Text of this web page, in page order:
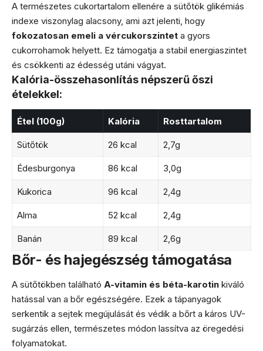
A természetes cukortartalom ellenére a sütőtök glikémiás
indexe viszonylag alacsony, ami azt jelenti, hogy
fokozatosan emeli a vércukorszintet a gyors
cukorrohamok helyett. Ez támogatja a stabil energiaszintet
és csökkenti az édesség utáni vágyat.
Kalória-összehasonlítás népszerű őszi
ételekkel:
Étel (100g) Kalória Rosttartalom
Sütőtök 26 kcal 2,7g
Édesburgonya 86 kcal 3,0g
Kukorica 96 kcal 2,4g
Alma 52 kcal 2,4g
Banán 89 kcal 2,6g
Bőr- és hajegészség támogatása
A sütőtökben található A-vitamin és béta-karotin kiváló
hatással van a bőr egészségére. Ezek a tápanyagok
serkentik a sejtek megújulását és védik a bőrt a káros UV-
sugárzás ellen, természetes módon lassítva az öregedési
folyamatokat.